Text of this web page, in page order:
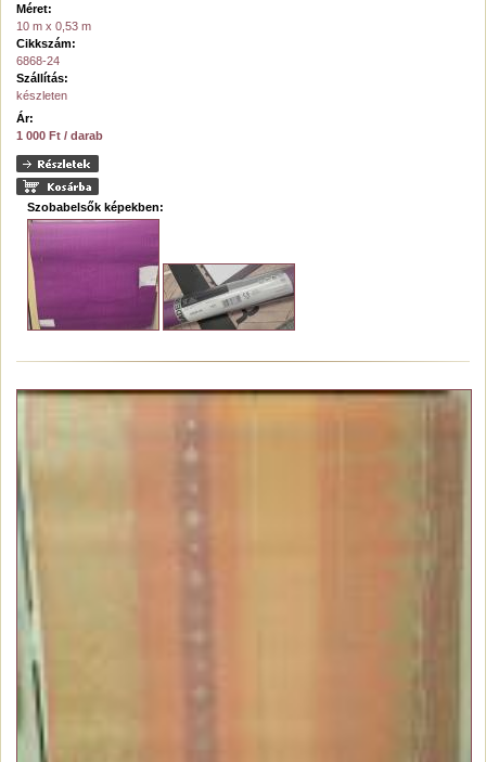
Méret:
10 m x 0,53 m
Cikkszám:
6868-24
Szállítás:
készleten
Ár:
1 000 Ft / darab
Szobabelsők képekben: